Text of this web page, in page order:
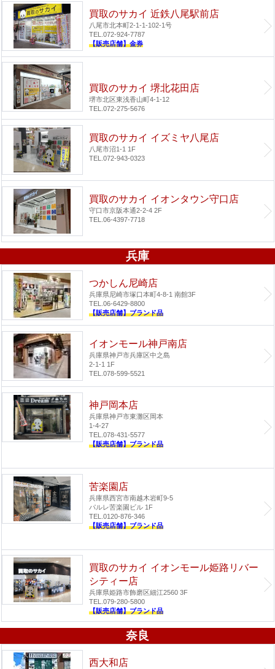
買取のサカイ 近鉄八尾駅前店
八尾市北本町2-1-1-102-1号
TEL.072-924-7787
【販売店舗】金券
買取のサカイ 堺北花田店
堺市北区東浅香山町4-1-12
TEL.072-275-5676
買取のサカイ イズミヤ八尾店
八尾市沼1-1 1F
TEL.072-943-0323
買取のサカイ イオンタウン守口店
守口市京阪本通2-2-4 2F
TEL.06-4397-7718
兵庫
つかしん尼崎店
兵庫県尼崎市塚口本町4-8-1 南館3F
TEL.06-6429-8800
【販売店舗】ブランド品
イオンモール神戸南店
兵庫県神戸市兵庫区中之島
2-1-1 1F
TEL.078-599-5521
神戸岡本店
兵庫県神戸市東灘区岡本
1-4-27
TEL.078-431-5577
【販売店舗】ブランド品
苦楽園店
兵庫県西宮市南越木岩町9-5
パルレ苦楽園ビル 1F
TEL.0120-876-346
【販売店舗】ブランド品
買取のサカイ イオンモール姫路リバー
シティー店
兵庫県姫路市飾磨区細江2560 3F
TEL.079-280-5800
【販売店舗】ブランド品
奈良
西大和店